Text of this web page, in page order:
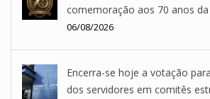
comemoração aos 70 anos
06/08/2026
Encerra-se hoje a votação
dos servidores em comitês